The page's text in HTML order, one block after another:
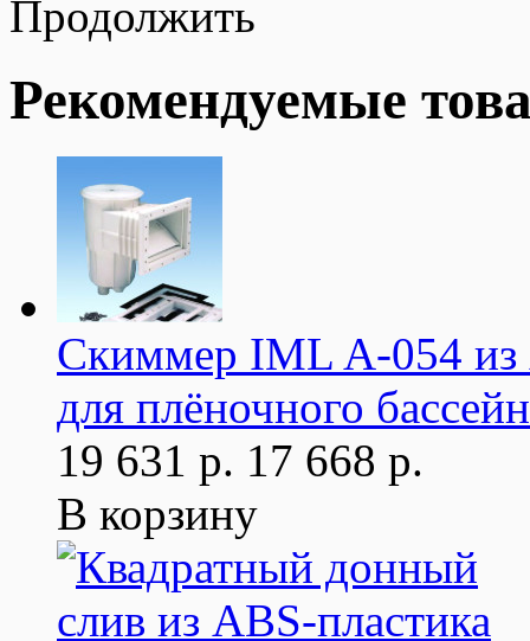
Продолжить
Рекомендуемые
Скиммер IML A-054 из
для плёночного
19 631 р. 17 668 р.
В корзину